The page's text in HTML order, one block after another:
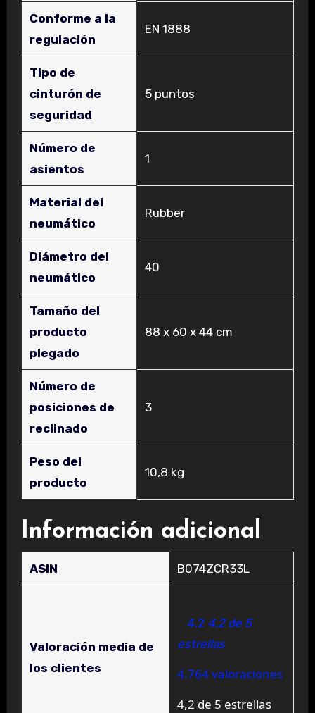
Conforme a la
regulación
‎EN 1888
Tipo de
cinturón de
seguridad
‎5 puntos
Número de
asientos
‎1
Material del
neumático
‎Rubber
Diámetro del
neumático
‎40
Tamaño del
producto
plegado
‎88 x 60 x 44 cm
Número de
posiciones de
reclinado
‎3
Peso del
producto
‎10,8 kg
Información adicional
ASIN B074ZCR33L
Valoración media de
los clientes
4,2 4,2 de 5
estrellas
4.764 valoraciones
4,2 de 5 estrellas